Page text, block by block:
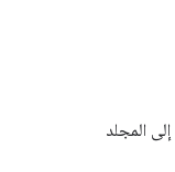
إلى المجلد